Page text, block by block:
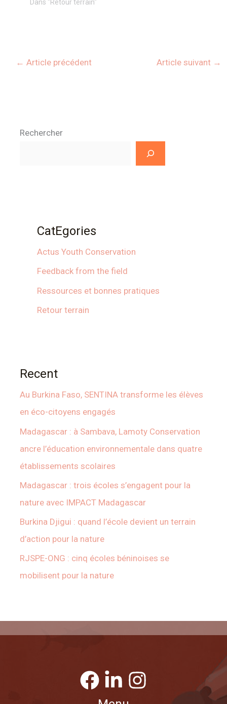
Dans "Retour terrain"
← Article précédent Article suivant →
Rechercher
CatEgories
Actus Youth Conservation
Feedback from the field
Ressources et bonnes pratiques
Retour terrain
Recent
Au Burkina Faso, SENTINA transforme les élèves
en éco-citoyens engagés
Madagascar : à Sambava, Lamoty Conservation
ancre l’éducation environnementale dans quatre
établissements scolaires
Madagascar : trois écoles s’engagent pour la
nature avec IMPACT Madagascar
Burkina Djigui : quand l’école devient un terrain
d’action pour la nature
RJSPE-ONG : cinq écoles béninoises se
mobilisent pour la nature